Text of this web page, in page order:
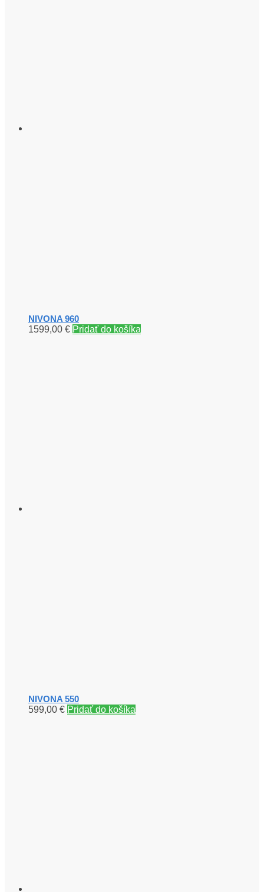
NIVONA 960
1599,00 € Pridať do košíka
NIVONA 550
599,00 € Pridať do košíka